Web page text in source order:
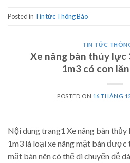
Posted in Tin tức Thông Báo
TIN TỨC
Xe nâng bàn thủy lực
1m3 có con
POSTED ON 16 THÁNG
Nội dung trang1 Xe nâng bàn
1m3 là loại xe nâng mặt bàn
mặt bàn nên có thế di chuyển dễ